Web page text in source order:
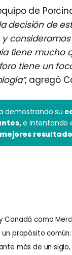
de
decisión de
tiene
tiene un
, agregó
demostrando su
e intentando
Canadá como
propósito
más de un